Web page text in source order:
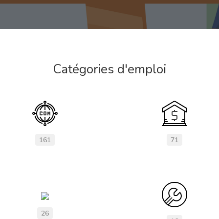
Catégories d'emploi
161 71
26